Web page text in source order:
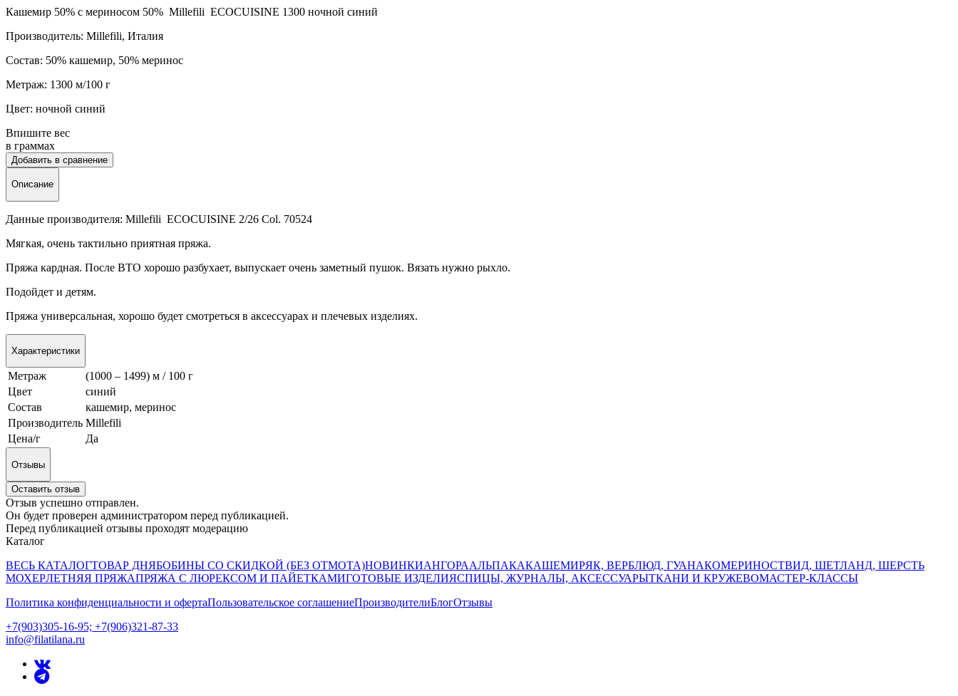
Кашемир 50% с мериносом 50% Millefili ECOCUISINE 1300 ночной синий
Производитель: Millefili, Италия
Состав: 50% кашемир, 50% меринос
Метраж: 1300 м/100 г
Цвет: ночной синий
Впишите вес
в граммах
Добавить в сравнение
Описание
Данные производителя: Millefili ECOCUISINE 2/26 Col. 70524
Мягкая, очень тактильно приятная пряжа.
Пряжа кардная. После ВТО хорошо разбухает, выпускает очень заметный пушок. Вязать нужно рыхло.
Подойдет и детям.
Пряжа универсальная, хорошо будет смотреться в аксессуарах и плечевых изделиях.
Характеристики
Метраж
(1000 – 1499) м / 100 г
Цвет
синий
Состав
кашемир, меринос
Производитель Millefili
Цена/г
Да
Отзывы
Оставить отзыв
Отзыв успешно отправлен.
Он будет проверен администратором перед публикацией.
Перед публикацией отзывы проходят модерацию
Каталог
ВЕСЬ КАТАЛОГТОВАР ДНЯБОБИНЫ СО СКИДКОЙ (БЕЗ ОТМОТА)НОВИНКИАНГОРААЛЬПАКАКАШЕМИРЯК, ВЕРБЛЮД, ГУАНАКОМЕРИНОСТВИД, ШЕТЛАНД, ШЕРСТЬ
МОХЕРЛЕТНЯЯ ПРЯЖАПРЯЖА С ЛЮРЕКСОМ И ПАЙЕТКАМИГОТОВЫЕ ИЗДЕЛИЯСПИЦЫ, ЖУРНАЛЫ, АКСЕССУАРЫТКАНИ И КРУЖЕВОМАСТЕР-КЛАССЫ
Политика конфиденциальности и офертаПользовательское соглашениеПроизводителиБлогОтзывы
+7(903)305-16-95; +7(906)321-87-33
info@filatilana.ru